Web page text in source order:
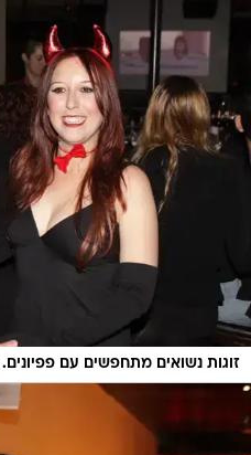
זוגות נשואים מתחפשים עם פפיונים.